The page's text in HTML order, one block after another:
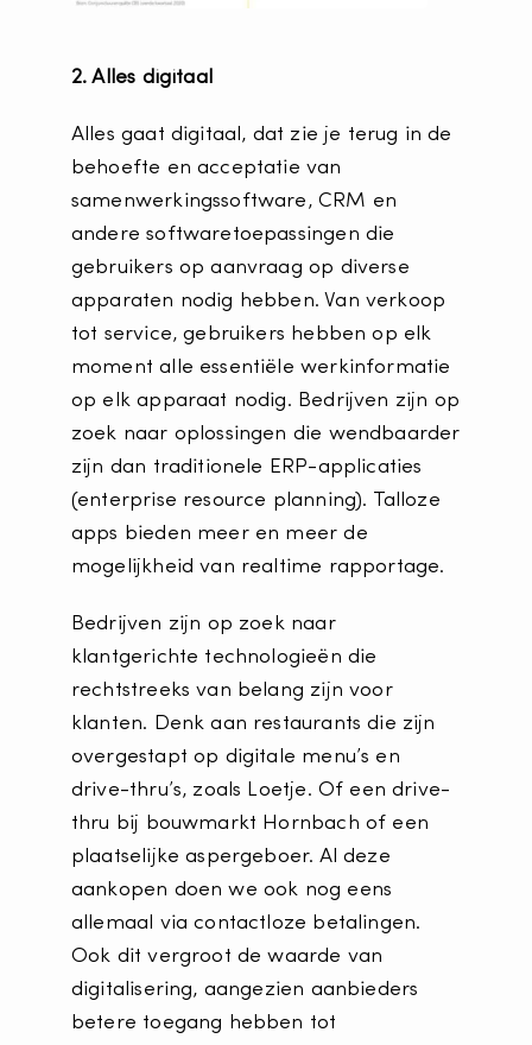
2. Alles digitaal
Alles gaat digitaal, dat zie je terug in de
behoefte en acceptatie van
samenwerkingssoftware, CRM en
andere softwaretoepassingen die
gebruikers op aanvraag op diverse
apparaten nodig hebben. Van verkoop
tot service, gebruikers hebben op elk
moment alle essentiële werkinformatie
op elk apparaat nodig. Bedrijven zijn op
zoek naar oplossingen die wendbaarder
zijn dan traditionele ERP-applicaties
(enterprise resource planning). Talloze
apps bieden meer en meer de
mogelijkheid van realtime rapportage.
Bedrijven zijn op zoek naar
klantgerichte technologieën die
rechtstreeks van belang zijn voor
klanten. Denk aan restaurants die zijn
overgestapt op digitale menu’s en
drive-thru’s, zoals Loetje. Of een drive-
thru bij bouwmarkt Hornbach of een
plaatselijke aspergeboer. Al deze
aankopen doen we ook nog eens
allemaal via contactloze betalingen.
Ook dit vergroot de waarde van
digitalisering, aangezien aanbieders
betere toegang hebben tot